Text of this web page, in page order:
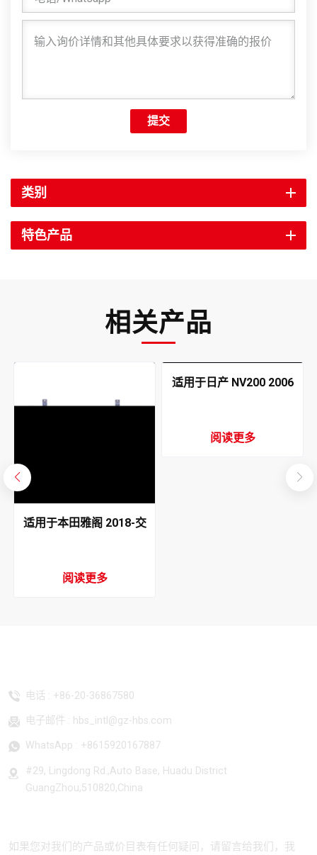
提交
类别
特色产品
相关产品
适用于本田雅阁 2018-交
阅读更多
适用于日产 NV200 2006
阅读更多
电话 : +86-20-36867580
电子邮件 : hbs_intl@gz-hbs.com
WhatsApp : +8615920167887
#29, Lingdong Rd.,Auto Base, Huadu District
GuangZhou,510820,China
如果您对我们的产品或价目表有任何疑问，请留言给我们，我